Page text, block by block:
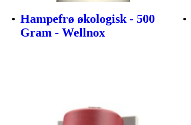
Hampefrø økologisk - 500
Gram - Wellnox